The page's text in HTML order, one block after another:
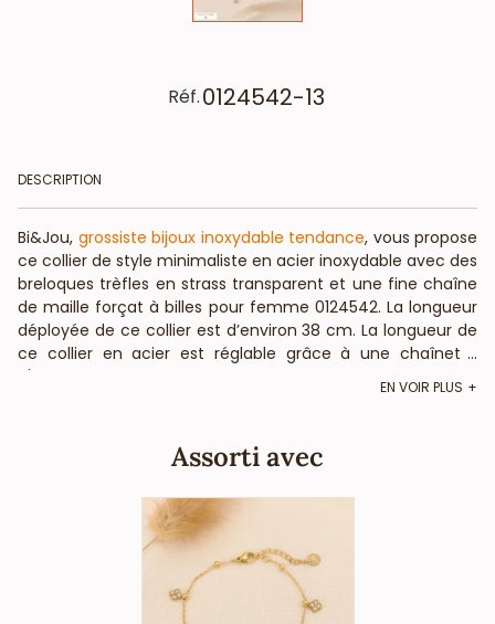
Réf.0124542-13
DESCRIPTION
Bi&Jou, grossiste bijoux inoxydable tendance, vous propose
ce collier de style minimaliste en acier inoxydable avec des
breloques trèfles en strass transparent et une fine chaîne
de maille forçat à billes pour femme 0124542. La longueur
déployée de ce collier est d’environ 38 cm. La longueur de
ce collier en acier est réglable grâce à une chaînette
d'extension et son fermoir mousqueton. Ce collier forme la
parure idéale avec le bracelet 0224526 assorti pour
fournisseur français pour les professionnels de la mode
(bijouteries, boutiques de prêt-à-porter, concept-stores, )
ongleries,...), vous informe que ce bijou fantaisie ne
contient pas de nickel, plomb ni cadmium et est anti-
allergique (conformément aux lois françaises et
européennes). Votre vendeur en gros vous indique que les
couleurs disponibles sont l’argenté et le doré.
...
EN VOIR PLUS
Assorti avec